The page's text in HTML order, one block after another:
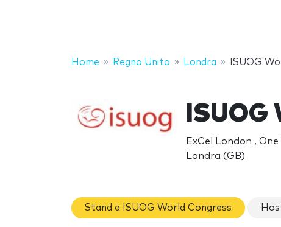
Home Regno Unito Londra ISUOG
ExCel London ,
Londra (GB)
Stand a ISUOG World Congress